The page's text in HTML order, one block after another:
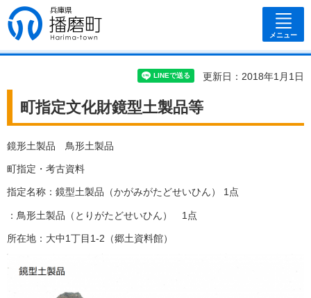
兵庫県 播磨
町
メニュー
更新日：2018年1月1日
町指定文化財鏡型土製品等
鏡形土製品 鳥形土製品
町指定・考古資料
指定名称：鏡型土製品（かがみがたどせいひん） 1点
：鳥形土製品（とりがたどせいひん） 1点
所在地：大中1丁目1-2（郷土資料館）